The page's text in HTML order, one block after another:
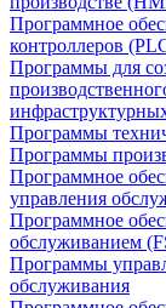
Программное
контроллеров
Программы для
Программы
Программы
Программное
управления
Программное
обслуживанием
Программы
обслуживания